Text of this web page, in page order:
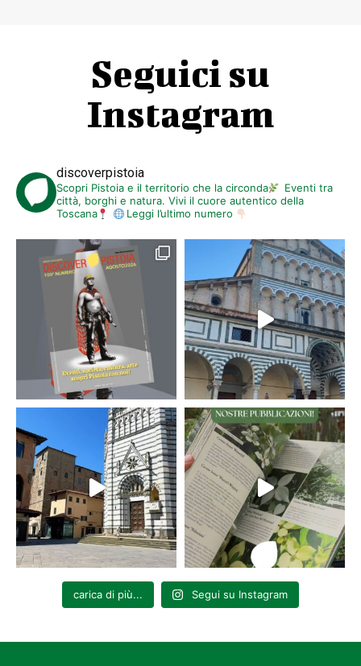
Seguici su
Instagram
discoverpistoia
Scopri Pistoia e il territorio che la circonda
Eventi tra
città, borghi e natura. Vivi il cuore autentico della
Toscana
Leggi l’ultimo numero
carica di più... Segui su Instagram